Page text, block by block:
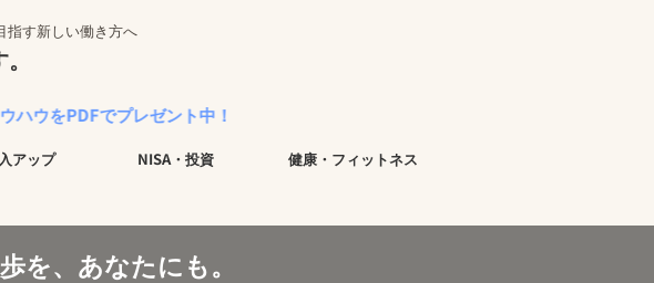
指す新しい働き方へ
レゼント中！
アップ NISA・投資 健康・フィットネス
を、あなたにも。